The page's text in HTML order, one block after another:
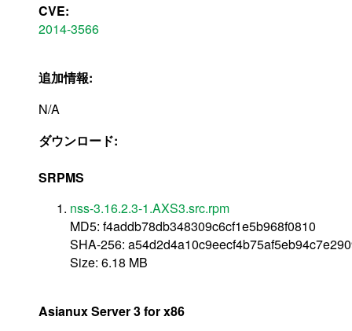
CVE:
2014-3566
追加情報:
N/A
ダウンロード:
SRPMS
nss-3.16.2.3-1.AXS3.src.rpm
MD5: f4addb78db348309c6cf1e5b968f0810
SHA-256:
Size: 6.18 MB
Asianux Server 3 for x86